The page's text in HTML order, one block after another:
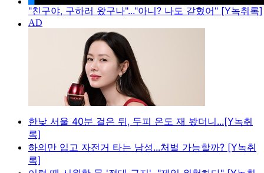
"친구야, 구하러 왔구나"..."아니? 나도 갇혔어" [Y녹취록]
한낮 서울 40분 걸은 뒤, 두피 온도 재 봤더니...[Y녹취
록]
하의만 입고 자전거 타는 남성...처벌 가능할까? [Y녹취
록]